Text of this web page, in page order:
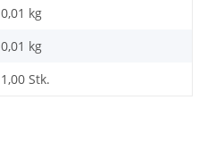
0,01 kg
0,01 kg
1,00 Stk.